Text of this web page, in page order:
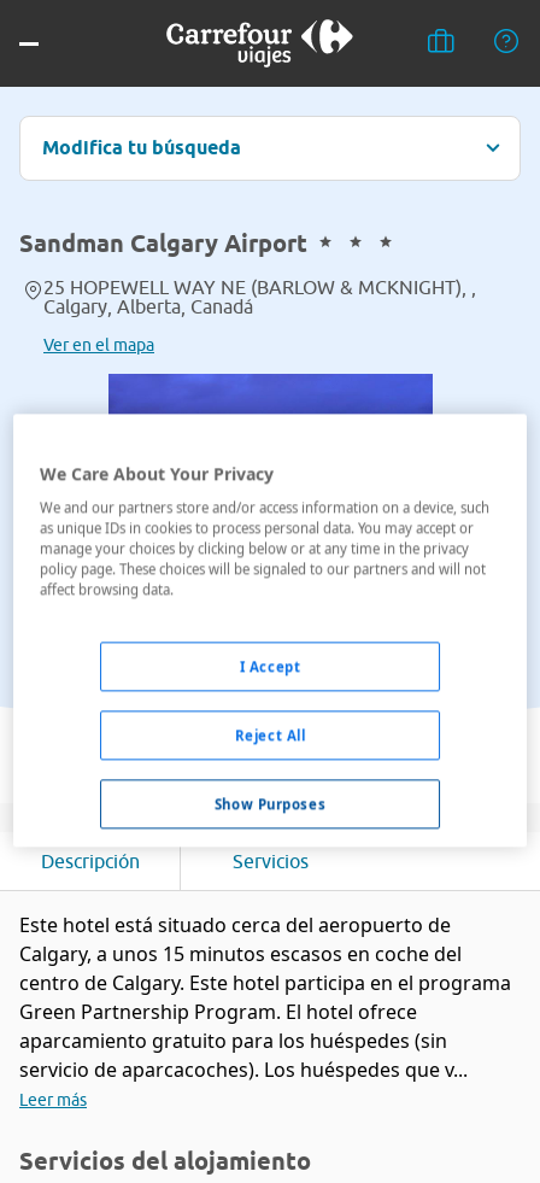
Modifica tu búsqueda
Sandman Calgary Airport
25 HOPEWELL WAY NE (BARLOW & MCKNIGHT), ,
Calgary, Alberta, Canadá
Ver en el mapa
Ver en el mapa
Descripción Servicios
Este hotel está situado cerca del aeropuerto de
Calgary, a unos 15 minutos escasos en coche del
centro de Calgary. Este hotel participa en el programa
Green Partnership Program. El hotel ofrece
aparcamiento gratuito para los huéspedes (sin
servicio de aparcacoches). Los huéspedes que v...
Leer más
Servicios del alojamiento
We Care About Your Privacy
We and our partners store and/or access information on a device, such
as unique IDs in cookies to process personal data. You may accept or
manage your choices by clicking below or at any time in the privacy
policy page. These choices will be signaled to our partners and will not
affect browsing data.
Show Purposes
Reject All
I Accept